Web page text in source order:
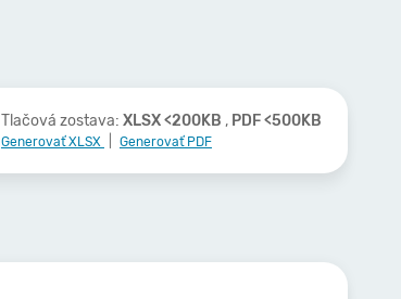
Tlačová zostava: XLSX <200KB , PDF <500KB
Generovať XLSX Generovať PDF